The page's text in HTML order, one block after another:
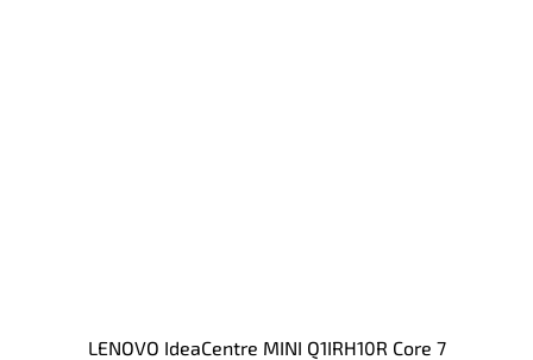
LENOVO IdeaCentre MINI Q1IRH10R Core 7